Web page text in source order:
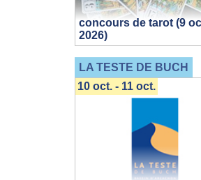
concours de tarot (9
2026)
LA TESTE DE BUCH
10 oct. - 11 oct.